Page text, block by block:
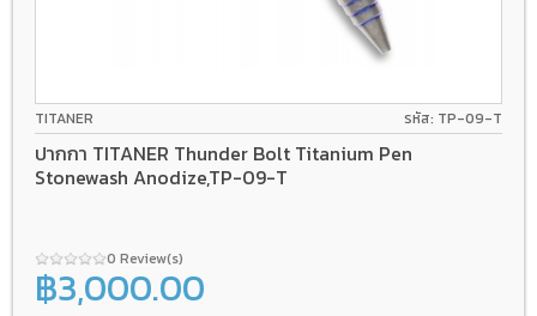
TITANER รหัส: TP-09-T
ปากกา TITANER Thunder Bolt Titanium Pen
Stonewash Anodize,TP-09-T
0 Review(s)
฿3,000.00